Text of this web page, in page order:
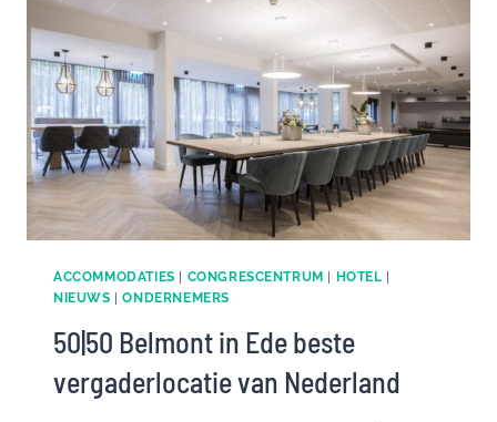
ACCOMMODATIES | CONGRESCENTRUM | HOTEL |
NIEUWS |ONDERNEMERS
50|50 Belmont in Ede beste
vergaderlocatie van Nederland